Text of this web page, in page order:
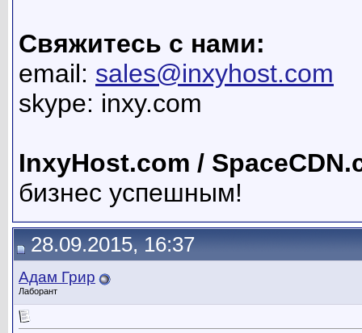
Свяжитесь с нами:
email: sales@inxyhost.com
skype: inxy.com
InxyHost.com /
бизнес успешным!
28.09.2015, 16:37
Адам Грир
Лаборант